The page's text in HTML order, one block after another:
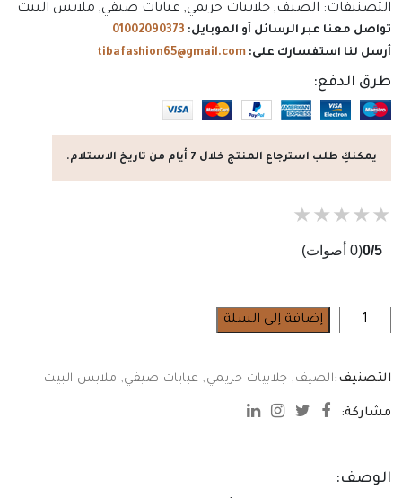
التصنيفات: الصيف, جلابيات حريمي, عبايات صيفي, ملابس البيت
تواصل معنا عبر الرسائل أو الموبايل: 01002090373
أرسل لنا استفسارك على: tibafashion65@gmail.com
طرق الدفع:
يمكنكِ طلب استرجاع المنتج خلال 7 أيام من تاريخ الاستلام.
★
★
★
★
★
0/5(0 أصوات)
كمية
عبايات
بيتي
راقية
إضافة إلى السلة
التصنيف:الصيف , جلابيات حريمي , عبايات صيفي, ملابس البيت
مشاركة:
الوصف: